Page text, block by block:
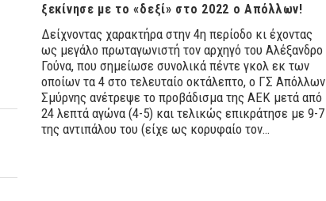
ξεκίνησε με το «δεξί» στο 2022 ο Απόλλων!
Δείχνοντας χαρακτήρα στην 4η περίοδο κι έχοντας
ως μεγάλο πρωταγωνιστή τον αρχηγό του Αλέξανδρο
Γούνα, που σημείωσε συνολικά πέντε γκολ εκ των
οποίων τα 4 στο τελευταίο οκτάλεπτο, ο ΓΣ Απόλλων
Σμύρνης ανέτρεψε το προβάδισμα της ΑΕΚ μετά από
24 λεπτά αγώνα (4-5) και τελικώς επικράτησε με 9-7
της αντιπάλου του (είχε ως κορυφαίο τον…